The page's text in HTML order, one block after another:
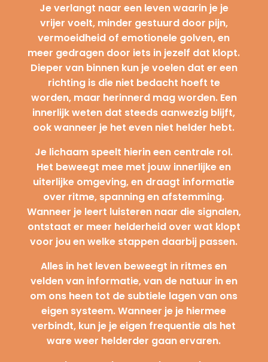
Je verlangt naar een leven waarin je je
vrijer voelt, minder gestuurd door pijn,
vermoeidheid of emotionele golven, en
meer gedragen door iets in jezelf dat klopt.
Dieper van binnen kun je voelen dat er een
richting is die niet bedacht hoeft te
worden, maar herinnerd mag worden. Een
innerlijk weten dat steeds aanwezig blijft,
ook wanneer je het even niet helder hebt.
Je lichaam speelt hierin een centrale rol.
Het beweegt mee met jouw innerlijke en
uiterlijke omgeving, en draagt informatie
over ritme, spanning en afstemming.
Wanneer je leert luisteren naar die signalen,
ontstaat er meer helderheid over wat klopt
voor jou en welke stappen daarbij passen.
Alles in het leven beweegt in ritmes en
velden van informatie, van de natuur in en
om ons heen tot de subtiele lagen van ons
eigen systeem. Wanneer je je hiermee
verbindt, kun je je eigen frequentie als het
ware weer helderder gaan ervaren.